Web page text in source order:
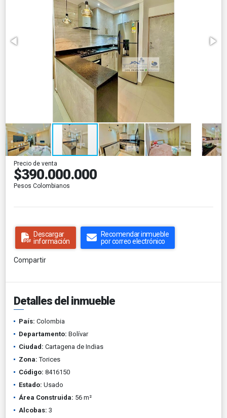
Precio de venta
$390.000.000
Pesos Colombianos
Descargar
información
Recomendar inmueble
por correo electrónico
Compartir
Detalles del inmueble
País: Colombia
Departamento: Bolívar
Ciudad: Cartagena de Indias
Zona: Torices
Código: 8416150
Estado: Usado
Área Construida: 56 m²
Alcobas: 3